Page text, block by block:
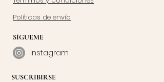
Políticas de envío
SÍGUEME
Instagram
SUSCRIBIRSE